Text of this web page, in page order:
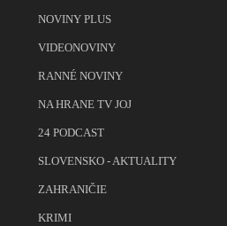
NOVINY PLUS
VIDEONOVINY
RANNÉ NOVINY
NA HRANE TV JOJ
24 PODCAST
SLOVENSKO - AKTUALITY
ZAHRANIČIE
KRIMI